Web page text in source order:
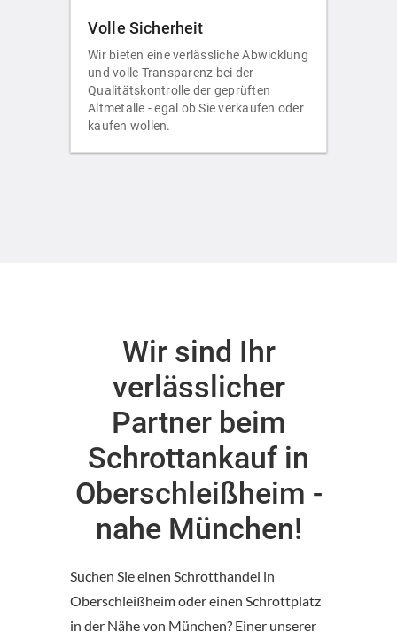
Volle Sicherheit
Wir bieten eine verlässliche Abwicklung
und volle Transparenz bei der
Qualitätskontrolle der geprüften
Altmetalle - egal ob Sie verkaufen oder
kaufen wollen.
Wir sind Ihr
verlässlicher
Partner beim
Schrottankauf in
Oberschleißheim -
nahe München!
Suchen Sie einen Schrotthandel in
Oberschleißheim oder einen Schrottplatz
in der Nähe von München? Einer unserer